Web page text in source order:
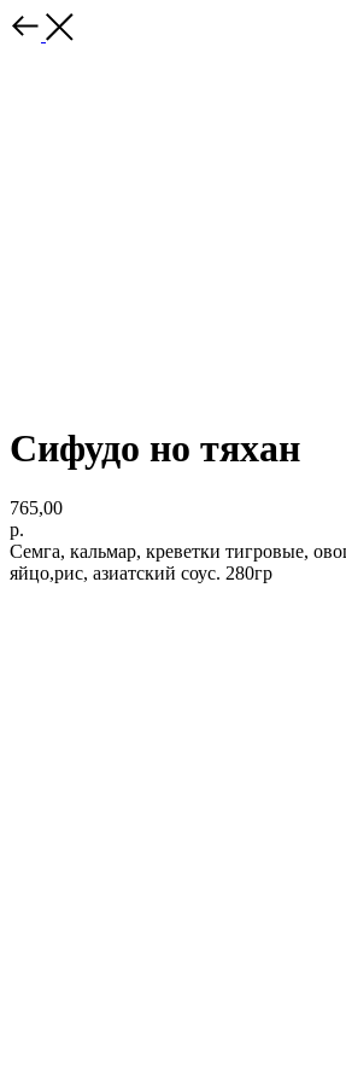
Сифудо но тяхан
765,00
р.
Семга, кальмар, креветки тигровые,
яйцо,рис, азиатский соус. 280гр